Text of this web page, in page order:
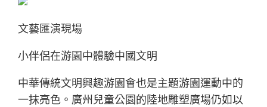
文藝匯演現場
小伴侶在游園中體驗中國文明
中華傳統文明興趣游園會也是主題游園運動中的
一抹亮色。廣州兒童公園的陸地雕塑廣場仍如以